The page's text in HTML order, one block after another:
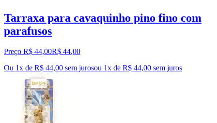
Tarraxa para cavaquinho pino fino com
parafusos
Preço R$ 44,00R$ 44,00
Ou 1x de R$ 44,00 sem jurosou 1x de R$ 44,00 sem juros